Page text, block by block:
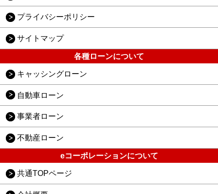
プライバシーポリシー
サイトマップ
各種ローンについて
キャッシングローン
自動車ローン
事業者ローン
不動産ローン
eコーポレーションについて
共通TOPページ